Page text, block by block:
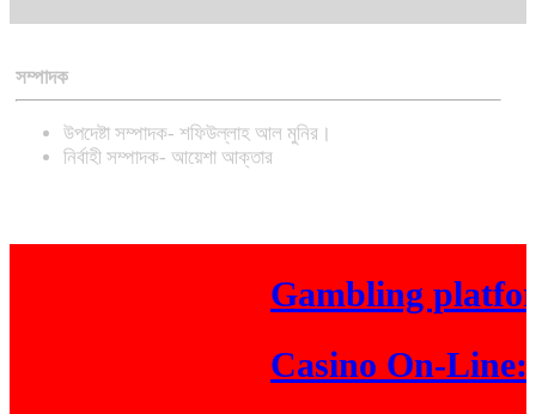
সম্পাদক
উপদেষ্টা সম্পাদক- শফিউল্লাহ আল মুনির।
নির্বাহী সম্পাদক- আয়েশা আক্তার
Gambling
Casino On-Line: